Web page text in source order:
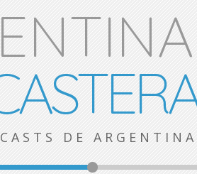
DE ARGENTINA